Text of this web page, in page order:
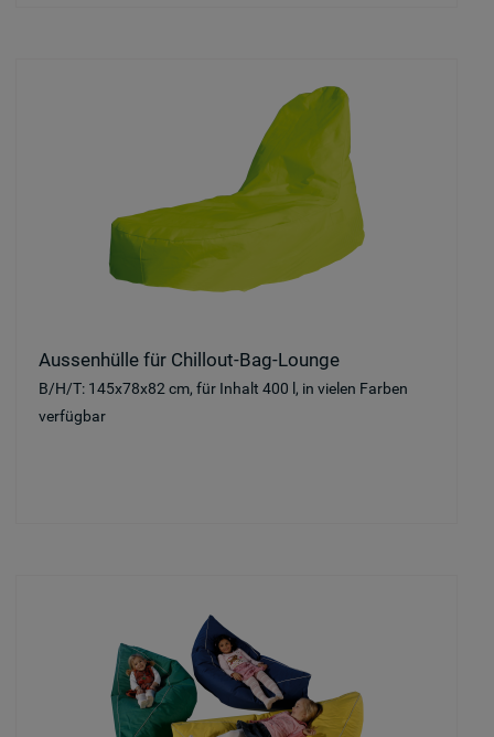
Aussenhülle für Chillout-Bag-Lounge
B/H/T: 145x78x82 cm, für Inhalt 400 l, in vielen Farben
verfügbar